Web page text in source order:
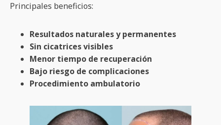
Principales beneficios:
Resultados naturales y permanentes
Sin cicatrices visibles
Menor tiempo de recuperación
Bajo riesgo de complicaciones
Procedimiento ambulatorio